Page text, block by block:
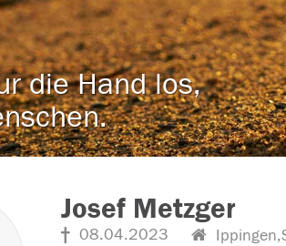
die Hand los,
Josef Metzger
08.04.2023